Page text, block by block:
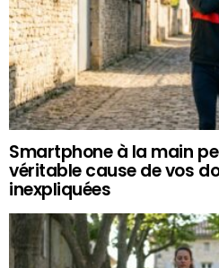
Smartphone à la main
véritable cause de vos
inexpliquées